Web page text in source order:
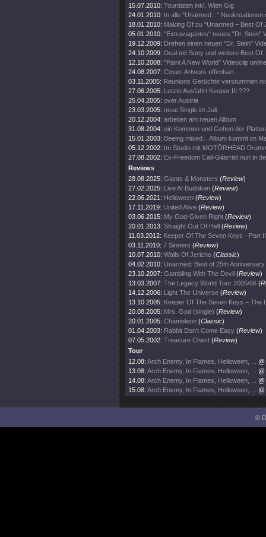
15.07.2010: Tourdaten inkl. Wien Gig
24.01.2010: In alle "Unarmed..." Neukreationen
18.01.2010: Making Of zu "Unarmed – Best Of
05.01.2010: "Extravagantes" neues "Dr. Stein"
19.12.2009: Drehen einen neuen "Dr. Stein"
24.10.2009: Deal mit Sony und weitere Best Of.
12.10.2008: "Paint A New World" Videoclip
24.08.2007: Cover-Artwork offenbart
03.11.2005: Reunions Gerüchte verstummen
27.06.2005: Letzte Ausfahrt Keeper III ???
25.04.2005: over Austria
23.03.2005: neue Single im Juli
20.12.2004: arbeiten am neuen Album
31.08.2004: ein Kommen und Gehen der
15.01.2003: Beeing mixed... Album kommt im
05.12.2002: Im Studio mit MOTÖRHEAD
27.08.2002: Ex-Freedom Call-Gitarrist nun in
Reviews
28.08.2025: Giants & Monsters (Review)
27.02.2025: Live At Budokan (Review)
22.06.2021: Helloween (Review)
17.11.2019: United Alive (Review)
03.06.2015: My God-Given Right (Review)
20.01.2013: Straight Out Of Hell (Review)
11.03.2012: Keeper Of The Seven Keys - Part II
03.11.2010: 7 Sinners (Review)
10.07.2010: Walls Of Jericho (Classic)
04.02.2010: Unarmed: Best of 25th Anniversary
23.10.2007: Gambling With The Devil (Review)
13.03.2007: The Legacy World Tour 2005/06 (
14.12.2006: Light The Universe (Review)
13.10.2005: Keeper Of The Seven Keys – The
20.08.2005: Mrs. God (single) (Review)
20.01.2005: Chameleon (Classic)
01.04.2003: Rabbit Don't Come Easy (Review)
07.05.2002: Treasure Chest (Review)
Tour
12.08: Arch Enemy, In Flames, Helloween, ...
13.08: Arch Enemy, In Flames, Helloween, ...
14.08: Arch Enemy, In Flames, Helloween, ...
15.08: Arch Enemy, In Flames, Helloween, ...
©